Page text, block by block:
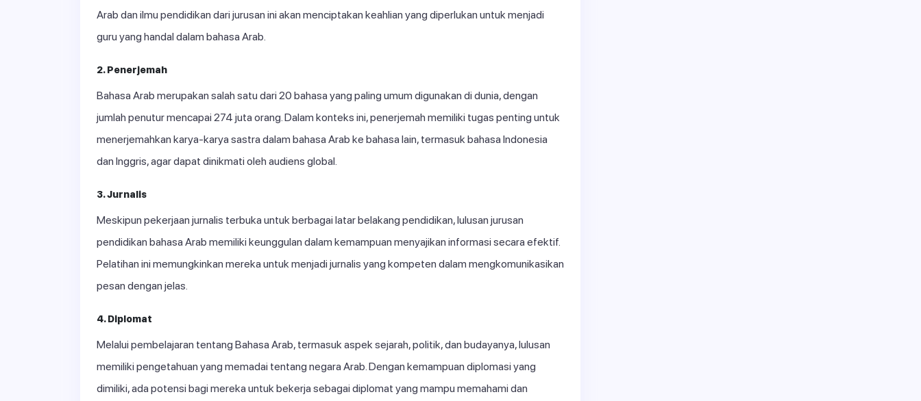
Arab dan ilmu pendidikan dari jurusan ini akan menciptakan keahlian yang diperlukan untuk menjadi
guru yang handal dalam bahasa Arab.
2. Penerjemah
Bahasa Arab merupakan salah satu dari 20 bahasa yang paling umum digunakan di dunia, dengan
jumlah penutur mencapai 274 juta orang. Dalam konteks ini, penerjemah memiliki tugas penting untuk
menerjemahkan karya-karya sastra dalam bahasa Arab ke bahasa lain, termasuk bahasa Indonesia
dan Inggris, agar dapat dinikmati oleh audiens global.
3. Jurnalis
Meskipun pekerjaan jurnalis terbuka untuk berbagai latar belakang pendidikan, lulusan jurusan
pendidikan bahasa Arab memiliki keunggulan dalam kemampuan menyajikan informasi secara efektif.
Pelatihan ini memungkinkan mereka untuk menjadi jurnalis yang kompeten dalam mengkomunikasikan
pesan dengan jelas.
4. Diplomat
Melalui pembelajaran tentang Bahasa Arab, termasuk aspek sejarah, politik, dan budayanya, lulusan
memiliki pengetahuan yang memadai tentang negara Arab. Dengan kemampuan diplomasi yang
dimiliki, ada potensi bagi mereka untuk bekerja sebagai diplomat yang mampu memahami dan